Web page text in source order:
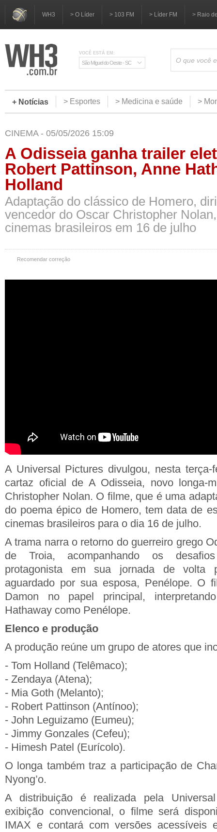
WH3 > O Líder > 103 FM > Líder FM > Raio
VOCÊ ESTÁ EM:
São Miguel do Oeste - SC
+ Notícias > Esportes > Medicina e saúde >
CINEMA - 05/05/2026 15:09
A Odisseia ganha trailer
Robert Pattinson, Anne
Holland
Adaptação do clássico de Homero,
vencedor do Oscar Christopher
cinemas brasileiros em 16 de julho
Recomendar correção
A Universal Pictures divulgou, nesta
cartaz oficial de A Odisseia, novo longa-
Christopher Nolan. O filme, que é uma
do poema épico de Homero, tem data de
cinemas brasileiros para o dia 16 de julho.
A trama narra o retorno do guerreiro grego
de Troia, acompanhando os
protagonista em sua jornada de volta
aguardado por sua esposa, Penélope. O
Damon no papel principal,
Hathaway como Penélope.
Elenco e produção
A produção reúne um grupo de atores que
- Tom Holland (Telêmaco);
- Zendaya (Atena);
- Mia Goth (Melanto);
- Robert Pattinson (Antínoo);
- John Leguizamo (Eumeu);
- Jimmy Gonzales (Cefeu);
- Himesh Patel (Eurícolo).
O longa também traz a participação de
Nyong’o.
A distribuição é realizada pela
exibição convencional, o filme será
IMAX e contará com versões acessíveis